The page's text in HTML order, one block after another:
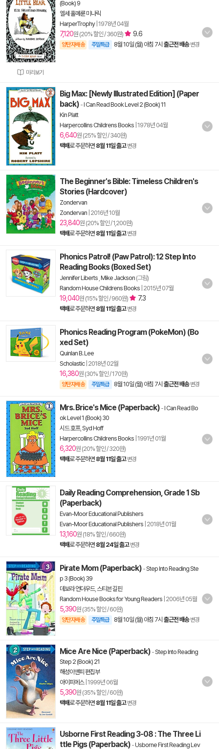
미리보기
(Book) 9
엘세 홀메룬 미나릭
HarperTrophy| 1978년 04월
7,120원 (20% 할인 / 360원) 9.6
양탄자배송 주말특급 8월 10일 (월) 아침 7시 출근전 배송 변경
Big Max: [Newly Illustrated Edition] (Paper
back) -I Can Read Book Level 2 (Book) 11
Kin Platt
Harpercollins Childrens Books 1978년 04월
6,640원 (25% 할인 / 340원)
택배로 주문하면 8월 11일 출고 변경
The Beginner's Bible: Timeless Children's
Stories (Hardcover)
Zondervan
Zondervan 2016년 10월
23,840원 (20% 할인 / 1,200원)
택배로 주문하면 8월 11일 출고 변경
Phonics Patrol! (Paw Patrol): 12 Step Into
Reading Books (Boxed Set)
Jennifer Liberts Mike Jackson (그림)
Random House Childrens Books 2015년 07월
19,040원 (15% 할인 / 960원) 7.3
택배로 주문하면 8월 11일 출고 변경
Phonics Reading Program (PokeMon) (Bo
xed Set)
Quinlan B. Lee
Scholastic| 2018년 02월
16,380원 (30% 할인 / 170원)
양탄자배송 주말특급 8월 10일 (월) 아침 7시 출근전 배송 변경
Mrs. Brice's Mice (Paperback) -I Can Read Bo
ok Level 1 (Book) 30
시드 호프, Syd Hoff
Harpercollins Childrens Books 1991년 01월
6,320원 (20% 할인 / 320원)
택배로 주문하면 8월 11일 출고 변경
Daily Reading Comprehension, Grade 1 Sb
(Paperback)
Evan-Moor Educational Publishers
Evan-Moor Educational Publishers 2018년 01월
13,160원 (18% 할인 / 660원)
택배로 주문하면 8월 24일 출고 변경
Pirate Mom (Paperback) -Step Into Reading Ste
p 3 (Book) 39
데보라 언더우드, 스티븐 길핀
Random House Books for Young Readers 2006년 05월
5,390원 (35% 할인 / 60원)
양탄자배송 주말특급 8월 10일 (월) 아침 7시 출근전 배송 변경
Mice Are Nice (Paperback) -Step Into Reading
Step 2 (Book) 21
해성이앤피 편집부
아이피에스| 1999년 06월
5,390원 (35% 할인 / 60원)
택배로 주문하면 8월 11일 출고 변경
Usborne First Reading 3-08 : The Three Li
ttle Pigs (Paperback) -Usborne First Reading Lev